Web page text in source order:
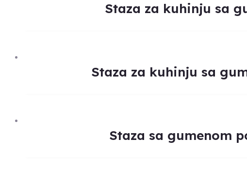
Staza za kuhinju sa
Staza za kuhinju sa
Staza sa gumenom